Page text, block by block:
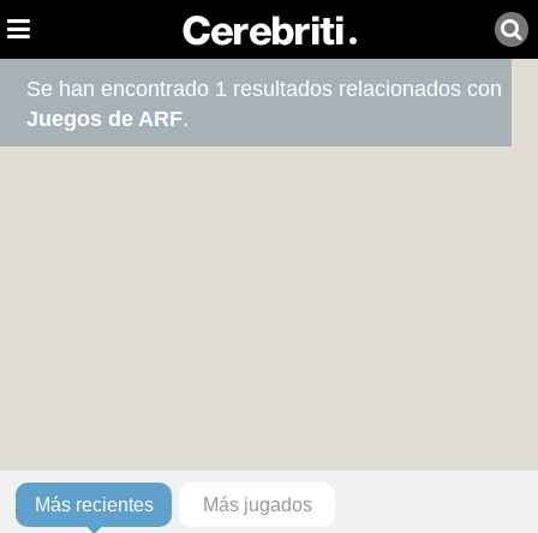
Se han encontrado 1 resultados relacionados con
Juegos de ARF.
Más recientes Más jugados